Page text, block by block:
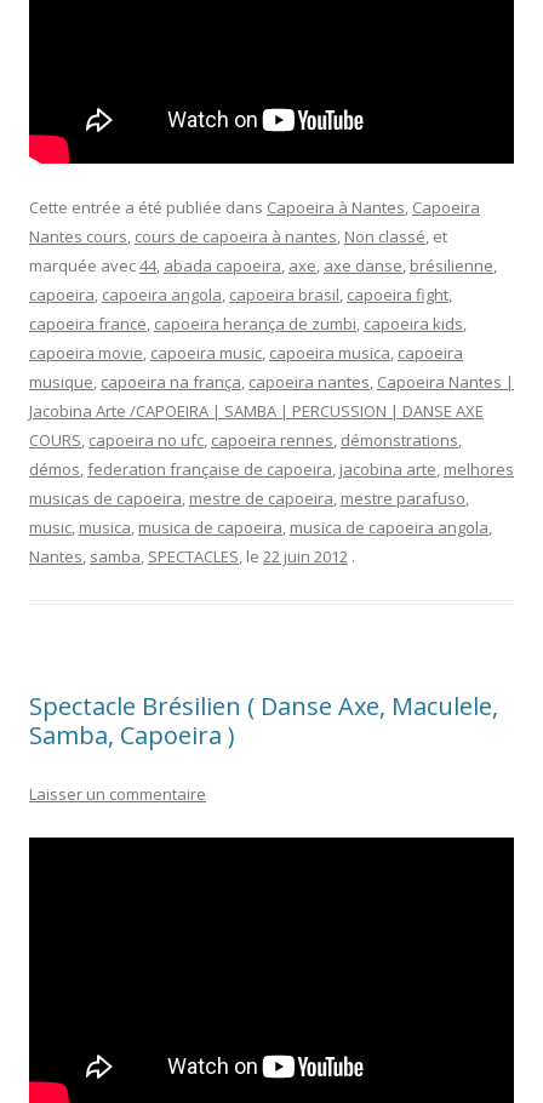
Cette entrée a été publiée dans Capoeira à Nantes, Capoeira
Nantes cours, cours de capoeira à nantes, Non classé, et
marquée avec44, abada capoeira, axe, axe danse, brésilienne,
capoeira, capoeira angola, capoeira brasil, capoeira fight,
capoeira france, capoeira herança de zumbi, capoeira kids,
capoeira movie, capoeira music, capoeira musica, capoeira
musique, capoeira na frança, capoeira nantes, Capoeira Nantes |
Jacobina Arte /CAPOEIRA | SAMBA | PERCUSSION | DANSE AXE
COURS, capoeira no ufc, capoeira rennes, démonstrations,
démos,federation française de capoeira, jacobina arte, melhores
musicas de capoeira, mestre de capoeira, mestre parafuso,
music, musica, musica de capoeira, musica de capoeira angola,
Nantes, samba, SPECTACLES, le 22 juin 2012 .
Spectacle Brésilien ( Danse Axe, Maculele,
Samba, Capoeira )
Laisser un commentaire